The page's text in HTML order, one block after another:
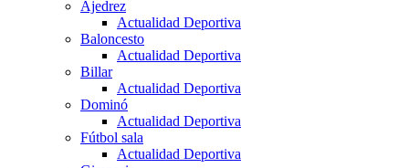
Ajedrez
Actualidad Deportiva
Baloncesto
Actualidad Deportiva
Billar
Actualidad Deportiva
Dominó
Actualidad Deportiva
Fútbol sala
Actualidad Deportiva